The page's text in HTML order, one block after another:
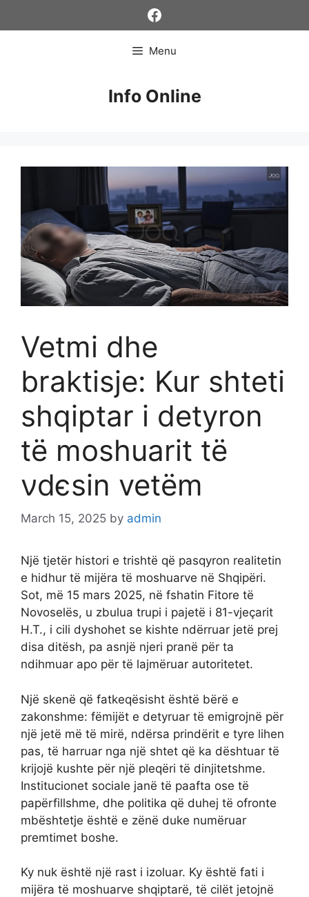
Facebook
Menu
Info Online
Vetmi dhe
braktisje: Kur shteti
shqiptar i detyron
të moshuarit të
νdєsin vetëm
March 15, 2025 by admin
Një tjetër histori e trishtë që pasqyron realitetin
e hidhur të mijëra të moshuarve në Shqipëri.
Sot, më 15 mars 2025, në fshatin Fitore të
Novoselës, u zbulua trupi i pajetë i 81-vjeçarit
H.T., i cili dyshohet se kishte ndërruar jetë prej
disa ditësh, pa asnjë njeri pranë për ta
ndihmuar apo për të lajmëruar autoritetet.
Një skenë që fatkeqësisht është bërë e
zakonshme: fëmijët e detyruar të emigrojnë për
një jetë më të mirë, ndërsa prindërit e tyre lihen
pas, të harruar nga një shtet që ka dështuar të
krijojë kushte për një pleqëri të dinjitetshme.
Institucionet sociale janë të paafta ose të
papërfillshme, dhe politika që duhej të ofronte
mbështetje është e zënë duke numëruar
premtimet boshe.
Ky nuk është një rast i izoluar. Ky është fati i
mijëra të moshuarve shqiptarë, të cilët jetojnë